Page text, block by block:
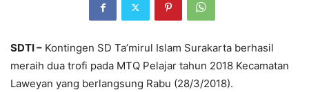
SDTI – Kontingen SD Ta’mirul Islam Surakarta berhasil
meraih dua trofi pada MTQ Pelajar tahun 2018 Kecamatan
Laweyan yang berlangsung Rabu (28/3/2018).